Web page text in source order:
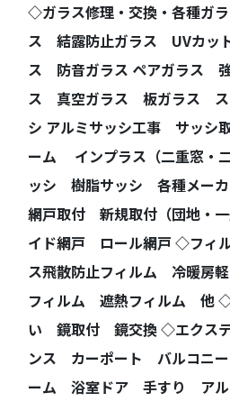
◇ガラス修理・交換・各種ガ
ス 結露防止ガラス UVカッ
ス 防音ガラス ペアガラス
ス 真空ガラス 板ガラス ス
シ アルミサッシ工事 サッシ
ーム インプラス（二重窓・
ッシ 樹脂サッシ 各種メー
網戸取付 新規取付（団地・
イド網戸 ロール網戸 ◇フィ
ス飛散防止フィルム 冷暖房
フィルム 遮熱フィルム 他 ◇
い 鏡取付 鏡交換 ◇エクス
ンス カーポート バルコニ
ーム 浴室ドア 手すり アル